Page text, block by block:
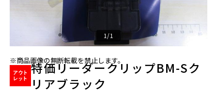
1/1
※商品画像の無断転載を禁止します。
特価リーダークリップBM-Sク
リアブラック